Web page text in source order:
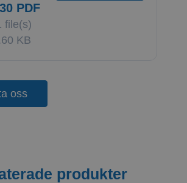
PDF
file(s)
KB
oss
produkter